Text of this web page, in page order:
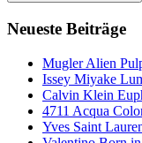
Neueste Beiträge
Mugler Alien
Issey Miyake
Calvin Klein
4711 Acqua
Yves Saint